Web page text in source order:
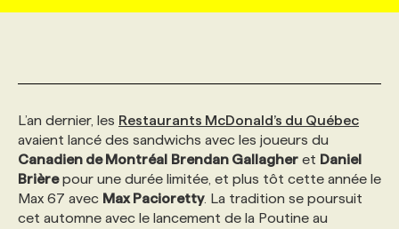
PRIX ET DISTINCTIONS
TENDANCES
GEO/SEO
ÉVÉNEMENTIEL
FAQ
ANNONCEZ AVEC NOUS
FORMATIONS PERSONNALISÉES
NOS FORMATEUR‧RICES
NOS TARIFS
NOS EXPERTISES
L’an dernier, les Restaurants McDonald’s du Québec
avaient lancé des sandwichs avec les joueurs du
Canadien de Montréal Brendan Gallagher et Daniel
Brièrepour une durée limitée, et plus tôt cette année le
Max 67 avec Max Pacioretty. La tradition se poursuit
cet automne avec le lancement de la Poutine au